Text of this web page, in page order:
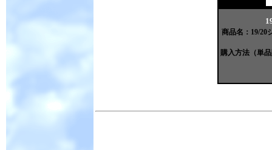
商品名：19/
購入方法（単